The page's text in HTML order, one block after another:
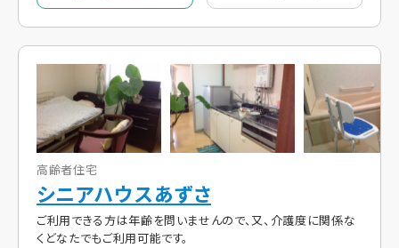
高齢者住宅
シニアハウスあずさ
ご利用できる方は年齢を問いませんので、又、介護度に関係な
くどなたでもご利用可能です。